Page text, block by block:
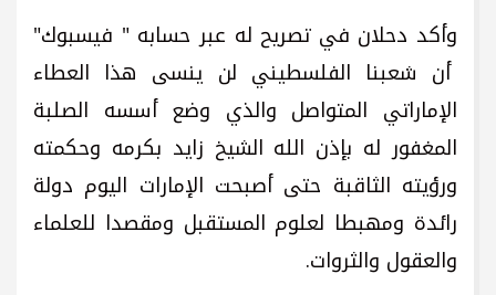
وأكد دحلان في تصريح له عبر حسابه " فيسبوك"
أن شعبنا الفلسطيني لن ينسى هذا العطاء
الإماراتي المتواصل والذي وضع أسسه الصلبة
المغفور له بإذن الله الشيخ زايد بكرمه وحكمته
ورؤيته الثاقبة حتى أصبحت الإمارات اليوم دولة
رائدة ومهبطا لعلوم المستقبل ومقصدا للعلماء
والعقول والثروات.